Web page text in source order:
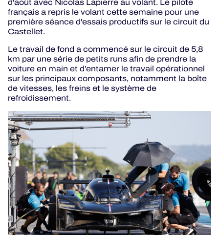
ELMS
MLMC
ALMS
d'août avec Nicolas Lapierre au volant. Le pilote
français a repris le volant cette semaine pour une
première séance d'essais productifs sur le circuit du
Castellet.
Le travail de fond a commencé sur le circuit de 5,8
km par une série de petits runs afin de prendre la
voiture en main et d’entamer le travail opérationnel
sur les principaux composants, notamment la boîte
de vitesses, les freins et le système de
refroidissement.